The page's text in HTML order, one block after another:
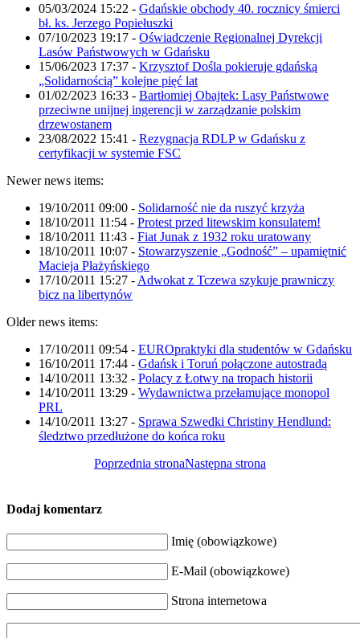
05/03/2024 15:22 - Gdańskie obchody 40. rocznicy śmierci
bł. ks. Jerzego Popiełuszki
07/10/2023 19:17 - Oświadczenie Regionalnej Dyrekcji
Lasów Państwowych w Gdańsku
15/06/2023 17:37 - Krzysztof Dośla pokieruje gdańską
„Solidarnością” kolejne pięć lat
01/02/2023 16:33 - Bartłomiej Obajtek: Lasy Państwowe
przeciwne unijnej ingerencji w zarządzanie polskim
drzewostanem
23/08/2022 15:41 - Rezygnacja RDLP w Gdańsku z
certyfikacji w systemie FSC
Newer news items:
19/10/2011 09:00 - Solidarność nie da ruszyć krzyża
18/10/2011 11:54 - Protest przed litewskim konsulatem!
18/10/2011 11:43 - Fiat Junak z 1932 roku uratowany
18/10/2011 10:07 - Stowarzyszenie „Godność” – upamiętnić
Macieja Płażyńskiego
17/10/2011 15:27 - Adwokat z Tczewa szykuje prawniczy
bicz na libertynów
Older news items:
17/10/2011 09:54 - EUROpraktyki dla studentów w Gdańsku
16/10/2011 17:44 - Gdańsk i Toruń połączone autostradą
14/10/2011 13:32 - Polacy z Łotwy na tropach historii
14/10/2011 13:29 - Wydawnictwa przełamujące monopol
PRL
14/10/2011 13:27 - Sprawa Szwedki Christiny Hendlund:
śledztwo przedłużone do końca roku
Poprzednia stronaNastępna strona
Dodaj komentarz
Imię (obowiązkowe)
E-Mail (obowiązkowe)
Strona internetowa